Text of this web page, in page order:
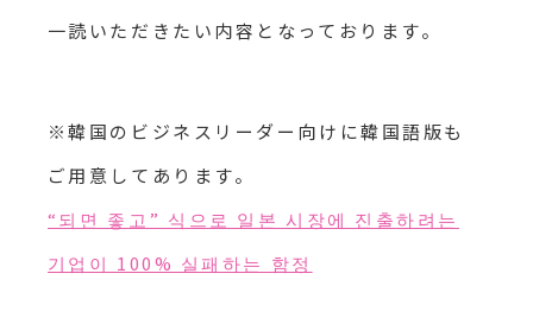
一読いただきたい内容となっております。
※韓国のビジネスリーダー向けに韓国語版も
ご用意してあります。
“되면 좋고” 식으로 일본 시장에 진출하려는
기업이 100% 실패하는 함정